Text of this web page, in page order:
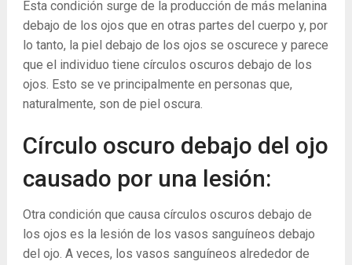
Esta condición surge de la producción de más melanina
debajo de los ojos que en otras partes del cuerpo y, por
lo tanto, la piel debajo de los ojos se oscurece y parece
que el individuo tiene círculos oscuros debajo de los
ojos. Esto se ve principalmente en personas que,
naturalmente, son de piel oscura.
Círculo oscuro debajo del ojo
causado por una lesión:
Otra condición que causa círculos oscuros debajo de
los ojos es la lesión de los vasos sanguíneos debajo
del ojo. A veces, los vasos sanguíneos alrededor de